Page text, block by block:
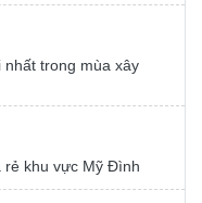
trong mùa xây
rẻ khu vực Mỹ Đình